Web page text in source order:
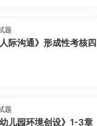
题
际沟通》形成性考核四
题
儿园环境创设》1-3章